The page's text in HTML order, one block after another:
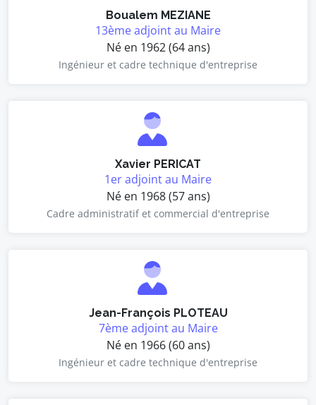
Boualem MEZIANE
13ème adjoint au Maire
Né en 1962 (64 ans)
Ingénieur et cadre technique d'entreprise
Xavier PERICAT
1er adjoint au Maire
Né en 1968 (57 ans)
Cadre administratif et commercial d'entreprise
Jean-François PLOTEAU
7ème adjoint au Maire
Né en 1966 (60 ans)
Ingénieur et cadre technique d'entreprise